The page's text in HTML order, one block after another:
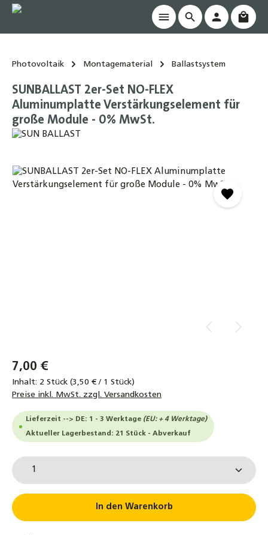
springen
Photovoltaik Montagematerial Ballastsystem
SUNBALLAST 2er-Set NO-FLEX
Aluminumplatte Verstärkungselement für
große Module - 0% MwSt.
Bildergalerie überspringen
7,00 €
Inhalt: 2 Stück (3,50 € / 1 Stück)
Preise inkl. MwSt. zzgl. Versandkosten
Lieferzeit --> DE: 1 - 3 Werktage (EU: + 4 Werktage)
Aktueller Lagerbestand: 21 Stück - Abverkauf
Produkt Anzahl: Gib den gewünschten Wert ein
In den Warenkorb